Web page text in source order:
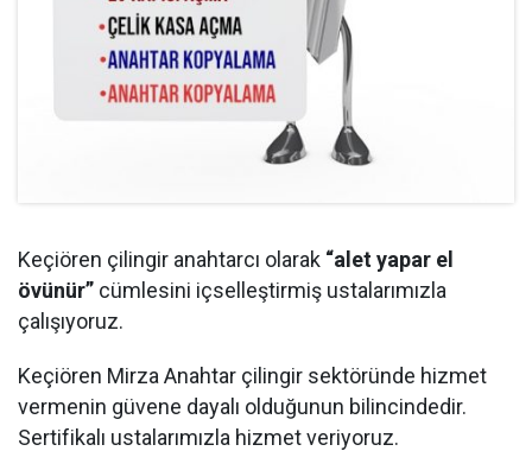
Keçiören çilingir anahtarcı olarak “alet yapar el
övünür” cümlesini içselleştirmiş ustalarımızla
çalışıyoruz.
Keçiören Mirza Anahtar çilingir sektöründe hizmet
vermenin güvene dayalı olduğunun bilincindedir.
Sertifikalı ustalarımızla hizmet veriyoruz.